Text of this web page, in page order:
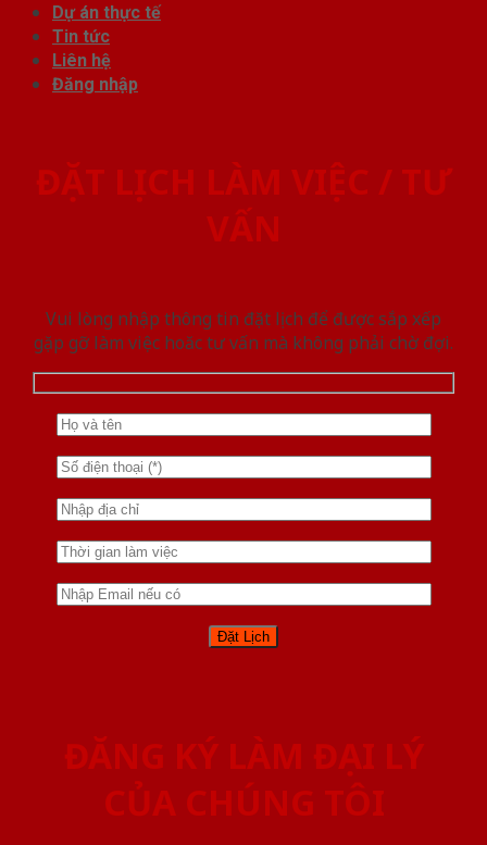
Dự án thực tế
Tin tức
Liên hệ
Đăng nhập
ĐẶT LỊCH LÀM VIỆC / TƯ
VẤN
Vui lòng nhập thông tin đặt lịch để được sắp xếp
gặp gỡ làm việc hoăc tư vấn mà không phải chờ đợi.
ĐĂNG KÝ LÀM ĐẠI LÝ
CỦA CHÚNG TÔI